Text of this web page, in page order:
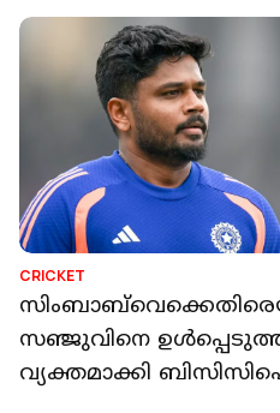
CRICKET
സഞ്ജുവിനെ
വ്യക്തമാക്കി